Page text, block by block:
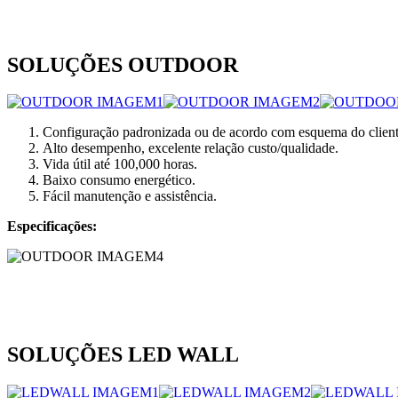
SOLUÇÕES OUTDOOR
Configuração padronizada ou de acordo com esquema do
Alto desempenho, excelente relação custo/qualidade.
Vida útil até 100,000 horas.
Baixo consumo energético.
Fácil manutenção e assistência.
Especificações:
SOLUÇÕES LED WALL